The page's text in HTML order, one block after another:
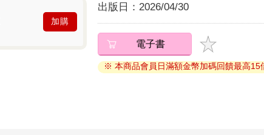
加購
出版日： 2026/04/30
電子書
※ 本商品會員日滿額金幣加碼回饋最高15